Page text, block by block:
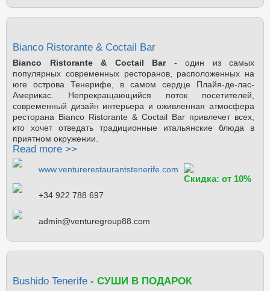
Bianco Ristorante & Coctail Bar
Bianco Ristorante & Coctail Bar- один из самых
популярных современных ресторанов, расположенных на
юге острова Тенерифе, в самом сердце Плайя-де-лас-
Америкас. Непрекращающийся поток посетителей,
современный дизайн интерьера и оживленная атмосфера
ресторана Bianco Ristorante & Coctail Bar привлечет всех,
кто хочет отведать традиционные итальянские блюда в
приятном окружении.
Read more >>
www.venturerestaurantstenerife.com
+34 922 788 697
admin@venturegroup88.com
Скидка: от 10%
Bushido Tenerife - СУШИ В ПОДАРОК